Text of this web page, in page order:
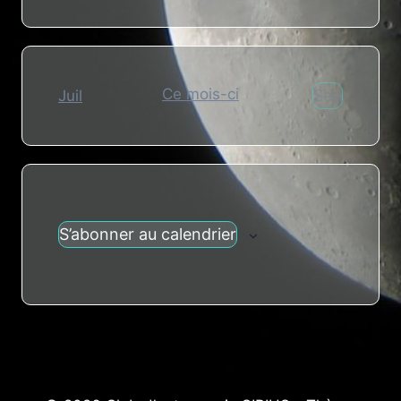
Juil Ce mois-ci Sep
S’abonner au calendrier